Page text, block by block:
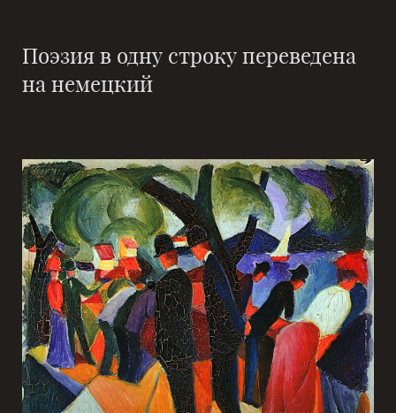
Поэзия в одну строку переведена
на немецкий